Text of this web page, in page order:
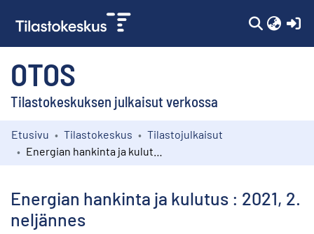
OTOS
Tilastokeskuksen julkaisut verkossa
Kokoelmat
Etusivu Tilastokeskus
Tilastojulkaisut
Energian hankinta ja kulutus : 2021, 2.
neljännes